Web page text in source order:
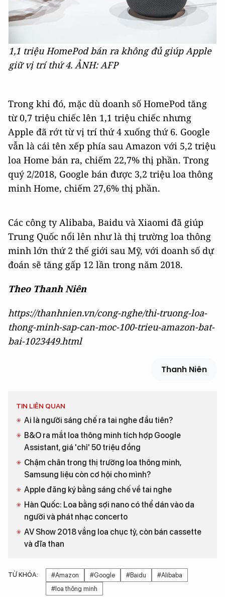
1,1 triệu HomePod bán ra không đủ giúp Apple
giữ vị trí thứ 4. ẢNH: AFP
Trong khi đó, mặc dù doanh số HomePod tăng
từ 0,7 triệu chiếc lên 1,1 triệu chiếc nhưng
Apple đã rớt từ vị trí thứ 4 xuống thứ 6. Google
vẫn là cái tên xếp phía sau Amazon với 5,2 triệu
loa Home bán ra, chiếm 22,7% thị phần. Trong
quý 2/2018, Google bán được 3,2 triệu loa thông
minh Home, chiếm 27,6% thị phần.
Các công ty Alibaba, Baidu và Xiaomi đã giúp
Trung Quốc nổi lên như là thị trường loa thông
minh lớn thứ 2 thế giới sau Mỹ, với doanh số dự
đoán sẽ tăng gấp 12 lần trong năm 2018.
Theo Thanh Niên
https://thanhnien.vn/cong-nghe/thi-truong-loa-
thong-minh-sap-can-moc-100-trieu-amazon-bat-
bai-1023449.html
Thanh Niên
TIN LIÊN QUAN
Ai là người sáng chế ra tai nghe đầu tiên?
B&O ra mắt loa thông minh tích hợp Google
Assistant, giá 'chỉ' 50 triệu đồng
Chậm chân trong thị trường loa thông minh,
Samsung liệu còn cơ hội cho mình?
Apple đăng ký bằng sáng chế về tai nghe
Hàn Quốc: Loa bằng sợi nano có thể dán vào da
người và phát nhạc concerto
AV Show 2018 vắng loa chục tỷ, còn bán cassette
và đĩa than
TỪ KHÓA: #Amazon #Google #Baidu
#Alibaba
#loa thông minh